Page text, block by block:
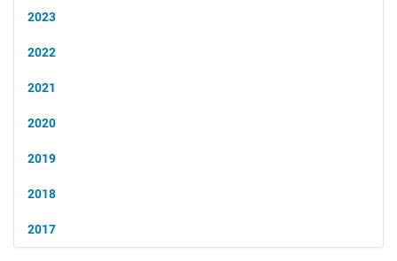
2023
2022
2021
2020
2019
2018
2017